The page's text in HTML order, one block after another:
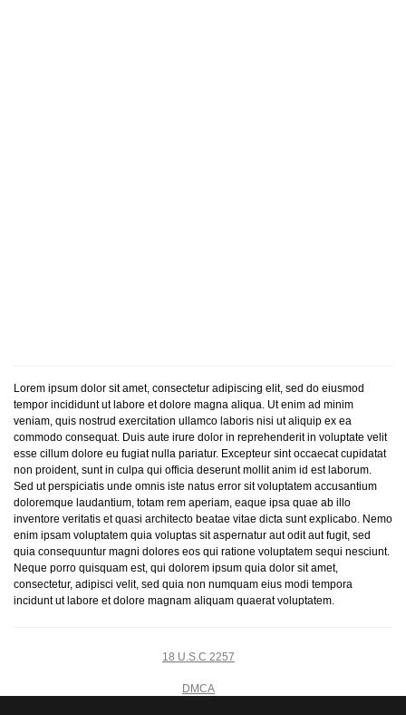
Lorem ipsum dolor sit amet, consectetur adipiscing elit, sed do eiusmod
tempor incididunt ut labore et dolore magna aliqua. Ut enim ad minim
veniam, quis nostrud exercitation ullamco laboris nisi ut aliquip ex ea
commodo consequat. Duis aute irure dolor in reprehenderit in voluptate velit
esse cillum dolore eu fugiat nulla pariatur. Excepteur sint occaecat cupidatat
non proident, sunt in culpa qui officia deserunt mollit anim id est laborum.
Sed ut perspiciatis unde omnis iste natus error sit voluptatem accusantium
doloremque laudantium, totam rem aperiam, eaque ipsa quae ab illo
inventore veritatis et quasi architecto beatae vitae dicta sunt explicabo. Nemo
enim ipsam voluptatem quia voluptas sit aspernatur aut odit aut fugit, sed
quia consequuntur magni dolores eos qui ratione voluptatem sequi nesciunt.
Neque porro quisquam est, qui dolorem ipsum quia dolor sit amet,
consectetur, adipisci velit, sed quia non numquam eius modi tempora
incidunt ut labore et dolore magnam aliquam quaerat voluptatem.
18 U.S.C 2257
DMCA